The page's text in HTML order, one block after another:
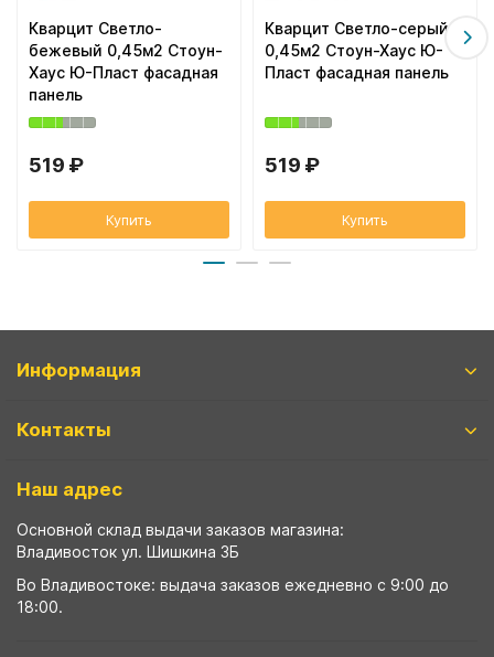
Кварцит Светло-
бежевый 0,45м2 Стоун-
Хаус Ю-Пласт фасадная
панель
519 ₽
Купить
Кварцит Светло-серый
0,45м2 Стоун-Хаус Ю-
Пласт фасадная панель
519 ₽
Купить
Информация
Контакты
Наш адрес
Основной склад выдачи заказов магазина:
Владивосток ул. Шишкина 3Б
Во Владивостоке: выдача заказов ежедневно с 9:00 до
18:00.